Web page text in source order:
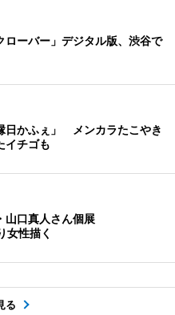
ローバー」デジタル版、渋谷で
日かふぇ」 メンカラたこやき
イチゴも
山口真人さん個展
女性描く
る